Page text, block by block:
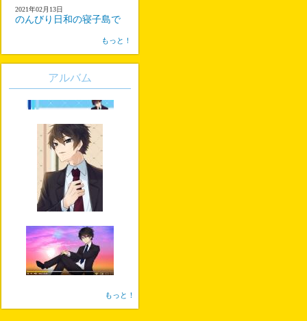
2021年02月13日
のんびり日和の寝子島で
もっと！
アルバム
もっと！